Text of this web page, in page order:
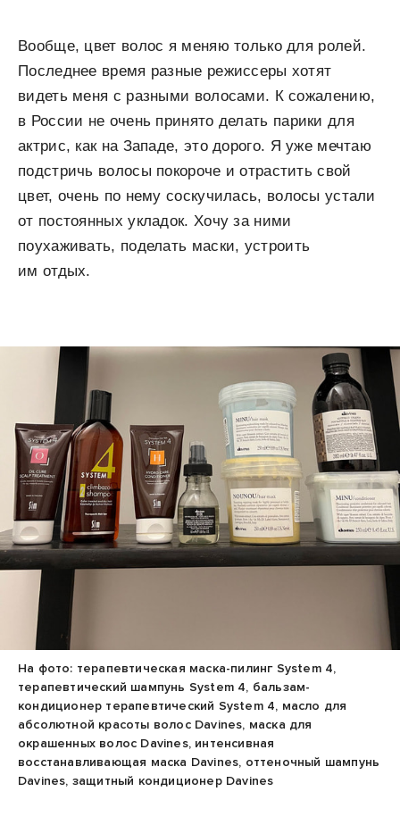
Вообще, цвет волос я меняю только для ролей.
Последнее время разные режиссеры хотят
видеть меня с разными волосами. К сожалению,
в России не очень принято делать парики для
актрис, как на Западе, это дорого. Я уже мечтаю
подстричь волосы покороче и отрастить свой
цвет, очень по нему соскучилась, волосы устали
от постоянных укладок. Хочу за ними
поухаживать, поделать маски, устроить
им отдых.
На фото: терапевтическая маска-пилинг System 4,
терапевтический шампунь System 4, бальзам-
кондиционер терапевтический System 4, масло для
абсолютной красоты волос Davines, маска для
окрашенных волос Davines, интенсивная
восстанавливающая маска Davines, оттеночный шампунь
Davines, защитный кондиционер Davines